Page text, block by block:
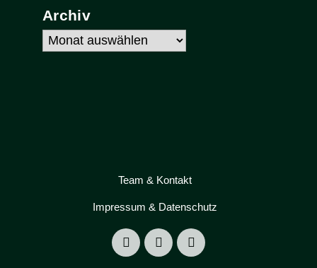
Archiv
Archiv
Team & Kontakt
Impressum & Datenschutz